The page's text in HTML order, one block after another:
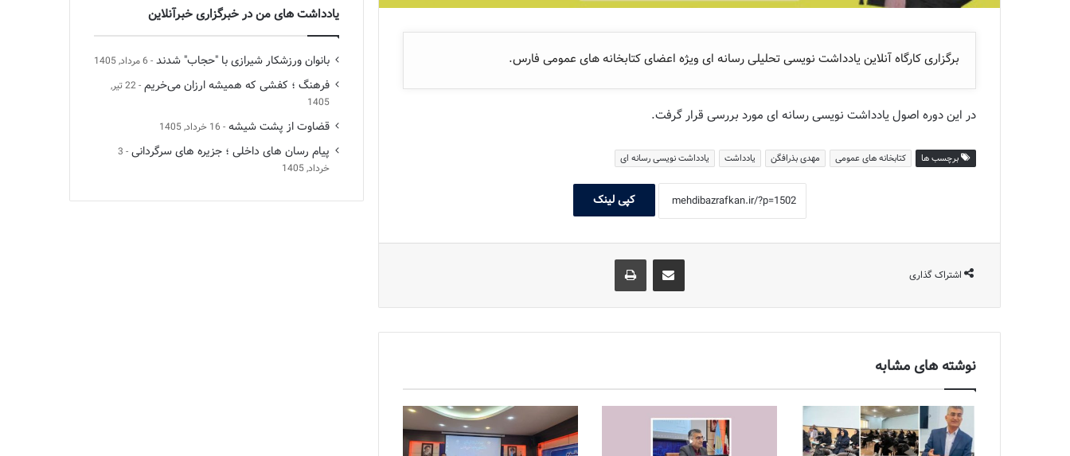
برگزاری کارگاه آنلاین یادداشت نویسی تحلیلی رسانه ای ویژه اعضای کتابخانه های عمومی فارس.
در این دوره اصول یادداشت نویسی رسانه ای مورد بررسی قرار گرفت.
برچسب ها کتابخانه های عمومی مهدی بذرافگن یادداشت یادداشت نویسی رسانه ای
کپی لینک
اشتراک گذاری
اشتراک گذاری با ایمیل
نوشته های مشابه
یادداشت های من در خبرگزاری خبرآنلاین
بانوان ورزشکار شیرازی با "حجاب" شدند 6 مرداد, 1405
فرهنگ ؛ کفشی که همیشه ارزان می‌خریم
22 تیر,
1405
قضاوت از پشت شیشه 16 خرداد, 1405
پیام رسان های داخلی ؛ جزیره های سرگردانی 3
خرداد, 1405